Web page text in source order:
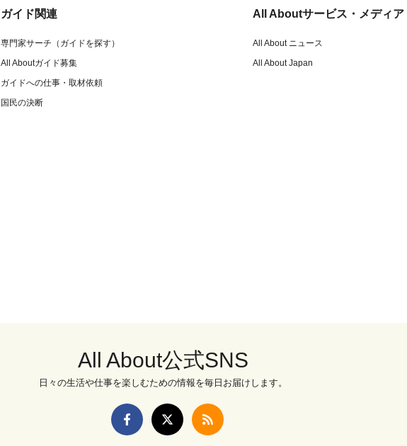
ガイド関連
専門家サーチ（ガイドを探す）
All Aboutガイド募集
ガイドへの仕事・取材依頼
国民の決断
All Aboutサービス・メディア
All About ニュース
All About Japan
All About公式SNS
日々の生活や仕事を楽しむための情報を毎日お届けします。